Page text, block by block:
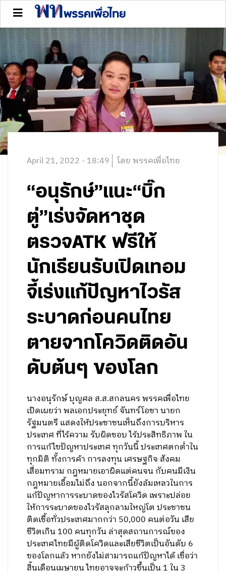
April 21, 2022 - 18:49 โดย พรรคเพื่อไทย
“อนุรักษ์”แนะ“บิ๊ก
ตู่”เร่งจัดหาชุด
ตรวจATK ฟรีให้
นักเรียนรับเปิดเทอม
จี้เร่งแก้ปัญหาไวรัส
ระบาดก่อนคนไทย
ตายจากโควิดติดอัน
ดับต้นๆ ของโลก
นางอนุรักษ์ บุญศล ส.ส.สกลนคร พรรคเพื่อไทย
เปิดเผยว่า พลเอกประยุทธ์ จันทร์โอชา นายก
รัฐมนตรี แสดงให้ประชาชนเห็นถึงการบริหาร
ประเทศ ที่ไร้ความ รับผิดชอบ ไร้ประสิทธิภาพ ใน
การแก้ไขปัญหาประเทศ ทุกวันนี้ ประเทศตกต่ำใน
ทุกมิติ ทั้งการค้า การลงทุน เศรษฐกิจ สังคม
เสื่อมทราม กฎหมายเอาผิดแต่คนจน กับคนมีเงิน
กฎหมายเอื้อมไม่ถึง นอกจากนี้ยังล้มเหลวในการ
แก้ปัญหาการระบาดของไวรัสโควิด เพราะปล่อย
ให้การระบาดของไวรัสลุกลามใหญ่โต ประชาชน
ติดเชื้อทั่วประเทศมากกว่า 50,000 คนต่อวัน เสีย
ชีวิตเกิน 100 คนทุกวัน ล่าสุดสถานการณ์ของ
ประเทศไทยมีผู้ติดโควิดและเสียชีวิตเป็นอันดับ 6
ของโลกแล้ว หากยังไม่สามารถแก้ปัญหาได้ เชื่อว่า
สิ้นเดือนเมษายน ไทยอาจจะก้าวขึ้นเป็น 1 ใน 3